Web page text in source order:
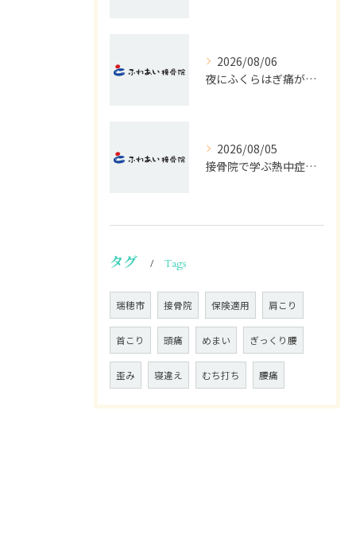
2026/08/06
夜にふくらはぎ痛がつらい原因と対処法
2026/08/05
接骨院で学ぶ熱中症の早期発見サイン
タグ Tags
瑞穂市 接骨院 保険適用 肩こり
首こり 頭痛 めまい ぎっくり腰
歪み 寝違え むち打ち 腰痛